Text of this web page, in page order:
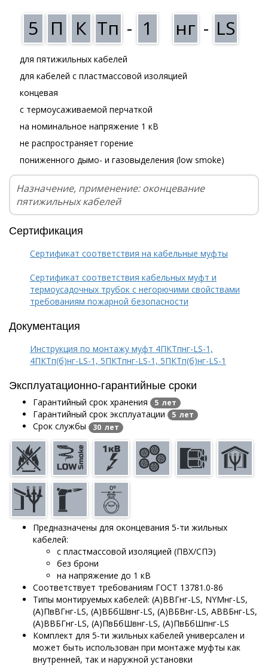
5 П К Тп - 1 нг - LS
для пятижильных кабелей
для кабелей с пластмассовой изоляцией
концевая
с термоусаживаемой перчаткой
на номинальное напряжение 1 кВ
не распространяет горение
пониженного дымо- и газовыделения (low smoke)
Назначение, применение: оконцевание
пятижильных кабелей
Сертификация
Сертификат соответствия на кабельные муфты
Сертификат соответствия кабельных муфт и
термоусадочных трубок с негорючими свойствами
требованиям пожарной безопасности
Документация
Инструкция по монтажу муфт 4ПКТпнг-LS-1,
4ПКТп(б)нг-LS-1, 5ПКТпнг-LS-1, 5ПКТп(б)нг-LS-1
Эксплуатационно-гарантийные сроки
Гарантийный срок хранения 5 лет
Гарантийный срок эксплуатации 5 лет
Срок службы 30 лет
Предназначены для оконцевания 5-ти жильных
кабелей:
с пластмассовой изоляцией (ПВХ/СПЭ)
без брони
на напряжение до 1 кВ
Соответствует требованиям ГОСТ 13781.0-86
Типы монтируемых кабелей: (А)ВВГнг-LS, NYMнг-LS,
(А)ПвВГнг-LS, (А)ВБбШвнг-LS, (А)ВБВнг-LS, АВВБнг-LS,
(А)ВВБГнг-LS, (А)ПвБбШвнг-LS, (А)ПвБбШпнг-LS
Комплект для 5-ти жильных кабелей универсален и
может быть использован при монтаже муфты как
внутренней, так и наружной установки